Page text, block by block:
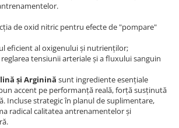
de oxid nitric pentru efecte de "pompare"
eficient al oxigenului și nutrienților;
tensiunii arteriale și a fluxului sanguin
și Arginină sunt ingrediente esențiale
accent pe performanță reală, forță susținută
Incluse strategic în planul de suplimentare,
radical calitatea antrenamentelor și